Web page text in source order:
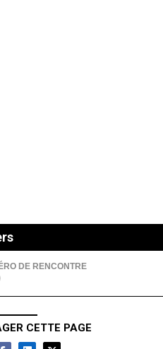
DE RENCONTRE
CETTE PAGE